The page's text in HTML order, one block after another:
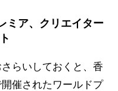
ミア、クリエイター
らいしておくと、香
催されたワールドプ